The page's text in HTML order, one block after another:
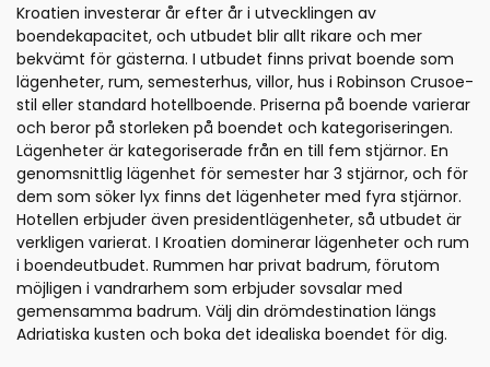
Kroatien investerar år efter år i utvecklingen av
boendekapacitet, och utbudet blir allt rikare och mer
bekvämt för gästerna. I utbudet finns privat boende som
lägenheter, rum, semesterhus, villor, hus i Robinson Crusoe-
stil eller standard hotellboende. Priserna på boende varierar
och beror på storleken på boendet och kategoriseringen.
Lägenheter är kategoriserade från en till fem stjärnor. En
genomsnittlig lägenhet för semester har 3 stjärnor, och för
dem som söker lyx finns det lägenheter med fyra stjärnor.
Hotellen erbjuder även presidentlägenheter, så utbudet är
verkligen varierat. I Kroatien dominerar lägenheter och rum
i boendeutbudet. Rummen har privat badrum, förutom
möjligen i vandrarhem som erbjuder sovsalar med
gemensamma badrum. Välj din drömdestination längs
Adriatiska kusten och boka det idealiska boendet för dig.